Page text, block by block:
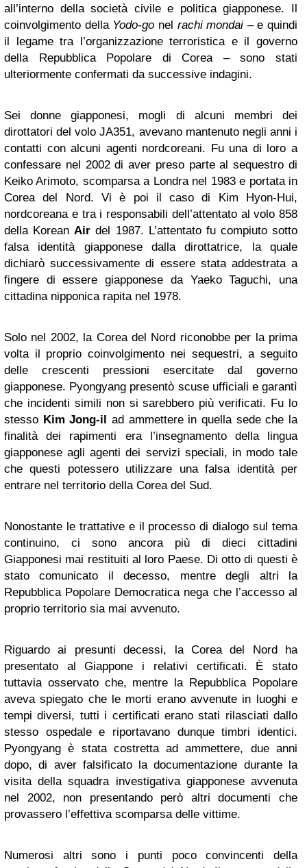
all’interno della società civile e politica giapponese. Il
coinvolgimento della Yodo-go nel rachi mondai – e quindi
il legame tra l’organizzazione terroristica e il governo
della Repubblica Popolare di Corea – sono stati
ulteriormente confermati da successive indagini.
Sei donne giapponesi, mogli di alcuni membri dei
dirottatori del volo JA351, avevano mantenuto negli anni i
contatti con alcuni agenti nordcoreani. Fu una di loro a
confessare nel 2002 di aver preso parte al sequestro di
Keiko Arimoto, scomparsa a Londra nel 1983 e portata in
Corea del Nord. Vi è poi il caso di Kim Hyon-Hui,
nordcoreana e tra i responsabili dell’attentato al volo 858
della Korean Air del 1987. L’attentato fu compiuto sotto
falsa identità giapponese dalla dirottatrice, la quale
dichiarò successivamente di essere stata addestrata a
fingere di essere giapponese da Yaeko Taguchi, una
cittadina nipponica rapita nel 1978.
Solo nel 2002, la Corea del Nord riconobbe per la prima
volta il proprio coinvolgimento nei sequestri, a seguito
delle crescenti pressioni esercitate dal governo
giapponese. Pyongyang presentò scuse ufficiali e garantì
che incidenti simili non si sarebbero più verificati. Fu lo
stesso Kim Jong-il ad ammettere in quella sede che la
finalità dei rapimenti era l’insegnamento della lingua
giapponese agli agenti dei servizi speciali, in modo tale
che questi potessero utilizzare una falsa identità per
entrare nel territorio della Corea del Sud.
Nonostante le trattative e il processo di dialogo sul tema
continuino, ci sono ancora più di dieci cittadini
Giapponesi mai restituiti al loro Paese. Di otto di questi è
stato comunicato il decesso, mentre degli altri la
Repubblica Popolare Democratica nega che l’accesso al
proprio territorio sia mai avvenuto.
Riguardo ai presunti decessi, la Corea del Nord ha
presentato al Giappone i relativi certificati. È stato
tuttavia osservato che, mentre la Repubblica Popolare
aveva spiegato che le morti erano avvenute in luoghi e
tempi diversi, tutti i certificati erano stati rilasciati dallo
stesso ospedale e riportavano dunque timbri identici.
Pyongyang è stata costretta ad ammettere, due anni
dopo, di aver falsificato la documentazione durante la
visita della squadra investigativa giapponese avvenuta
nel 2002, non presentando però altri documenti che
provassero l’effettiva scomparsa delle vittime.
Numerosi altri sono i punti poco convincenti della